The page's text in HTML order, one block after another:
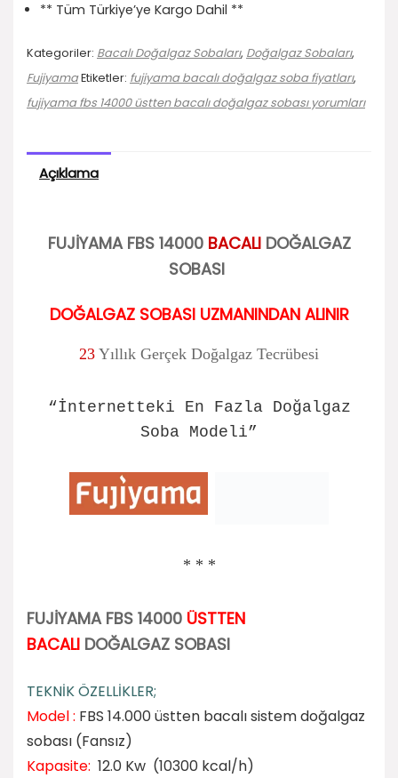
** Tüm Türkiye’ye Kargo Dahil **
Kategoriler: Bacalı Doğalgaz Sobaları, Doğalgaz Sobaları,
FujiyamaEtiketler: fujiyama bacalı doğalgaz soba fiyatları,
fujiyama fbs 14000 üstten bacalı doğalgaz sobası yorumları
Açıklama
FUJİYAMA FBS 14000 BACALI DOĞALGAZ
SOBASI
DOĞALGAZ SOBASI UZMANINDAN ALINIR
23 Yıllık Gerçek Doğalgaz Tecrübesi
“İnternetteki En Fazla Doğalgaz
Soba Modeli”
* * *
FUJİYAMA FBS 14000 ÜSTTEN
BACALI DOĞALGAZ SOBASI
TEKNİK ÖZELLİKLER;
Model : FBS 14.000 üstten bacalı sistem doğalgaz
sobası (Fansız)
Kapasite: 12.0 Kw (10300 kcal/h)